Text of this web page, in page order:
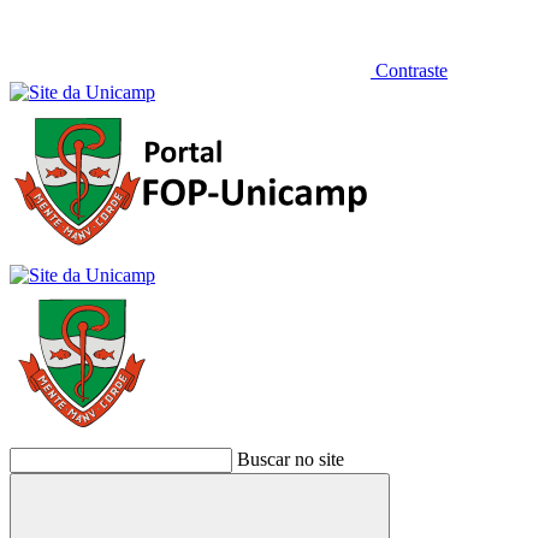
Contraste
Buscar no site